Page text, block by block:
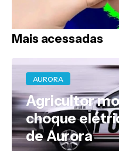
Mais acessadas
AURORA
Agricultor
choque
de Aurora